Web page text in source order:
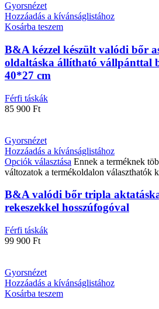
Gyorsnézet
Hozzáadás a kívánságlistához
Kosárba teszem
B&A kézzel készült valódi bőr
oldaltáska állítható vállpánttal
40*27 cm
Férfi táskák
85 900 Ft
Gyorsnézet
Hozzáadás a kívánságlistához
Opciók választása Ennek a terméknek
változatok a termékoldalon választhatók
B&A valódi bőr tripla
rekeszekkel hosszúfogóval
Férfi táskák
99 900 Ft
Gyorsnézet
Hozzáadás a kívánságlistához
Kosárba teszem